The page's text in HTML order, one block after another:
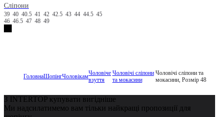
Сліпони
39 40 40.5 41 42 42.5 43 44 44.5 45
46 46.5 47 48 49
ГоловнаШопінгЧоловікамЧоловіче
взуття
Чоловічі сліпони
та мокасини
Чоловічі сліпони та
мокасини, Розмір 48
З INTERTOP купувати вигідніше
Ми надсилатимемо вам тільки найкращі пропозиції для